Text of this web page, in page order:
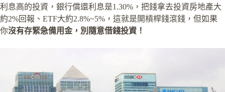
利息高的投資，銀行償還利息是1.30%，把錢拿去投資房地產大
約2%回報、ETF大約2.8%~5%，這就是開槓桿錢滾錢，但如果
你沒有存緊急備用金，別隨意借錢投資！